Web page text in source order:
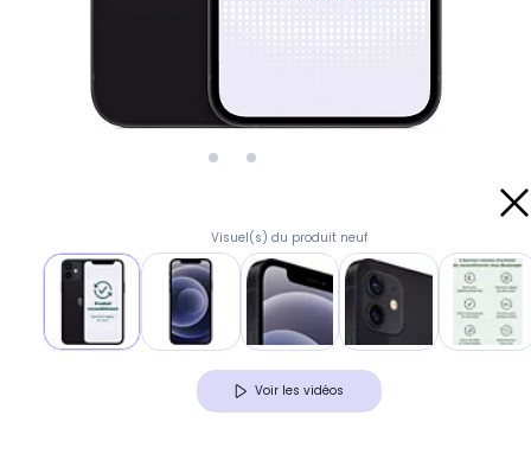
Visuel(s) du produit neuf
Voir les vidéos